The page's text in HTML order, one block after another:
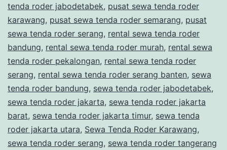
tenda roder jabodetabek, pusat sewa tenda roder
karawang, pusat sewa tenda roder semarang, pusat
sewa tenda roder serang, rental sewa tenda roder
bandung, rental sewa tenda roder murah, rental sewa
tenda roder pekalongan, rental sewa tenda roder
serang, rental sewa tenda roder serang banten, sewa
tenda roder bandung, sewa tenda roder jabodetabek,
sewa tenda roder jakarta, sewa tenda roder jakarta
barat, sewa tenda roder jakarta timur, sewa tenda
roder jakarta utara, Sewa Tenda Roder Karawang,
sewa tenda roder serang, sewa tenda roder tangerang